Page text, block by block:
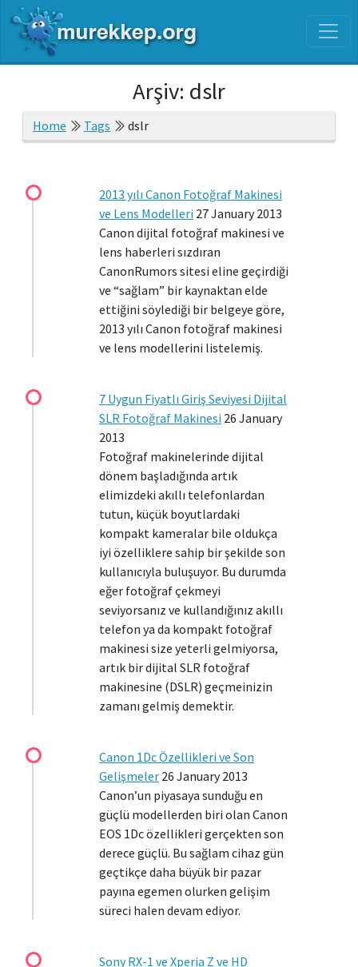
Arşiv: dslr
Home Tags dslr
2013 yılı Canon Fotoğraf Makinesi
ve Lens Modelleri 27 January 2013
Canon dijital fotoğraf makinesi ve
lens haberleri sızdıran
CanonRumors sitesi eline geçirdiği
ve “sağlam” bir kaynaktan elde
ettiğini söylediği bir belgeye göre,
2013 yılı Canon fotoğraf makinesi
ve lens modellerini listelemiş.
7 Uygun Fiyatlı Giriş Seviyesi Dijital
SLR Fotoğraf Makinesi 26 January
2013
Fotoğraf makinelerinde dijital
dönem başladığında artık
elimizdeki akıllı telefonlardan
tutun, küçük boyutlardaki
kompakt kameralar bile oldukça
iyi özelliklere sahip bir şekilde son
kullanıcıyla buluşuyor. Bu durumda
eğer fotoğraf çekmeyi
seviyorsanız ve kullandığınız akıllı
telefon ya da kompakt fotoğraf
makinesi size yeterli gelmiyorsa,
artık bir dijital SLR fotoğraf
makinesine (DSLR) geçmeinizin
zamanı gelmiş demektir.
Canon 1Dc Özellikleri ve Son
Gelişmeler 26 January 2013
Canon’un piyasaya sunduğu en
güçlü modellerden biri olan Canon
EOS 1Dc özellikleri gerçekten son
derece güçlü. Bu sağlam cihaz gün
geçtikçe daha büyük bir pazar
payına egemen olurken gelişim
süreci halen devam ediyor.
Sony RX-1 ve Xperia Z ve HD